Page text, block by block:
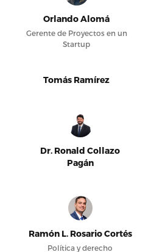
Orlando Alomá
Gerente de Proyectos en un
Startup
Tomás Ramírez
Dr. Ronald Collazo
Pagán
Ramón L. Rosario Cortés
Política y derecho